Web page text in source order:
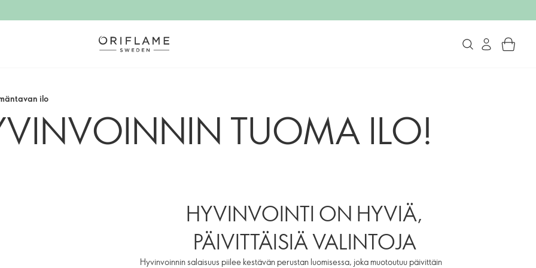
ilo
TUOMA ILO!
HYVINVOINTI ON HYVIÄ,
PÄIVITTÄISIÄ VALINTOJA
Hyvinvoinnin salaisuus piilee kestävän perustan luomisessa, joka muotoutuu päivittäin